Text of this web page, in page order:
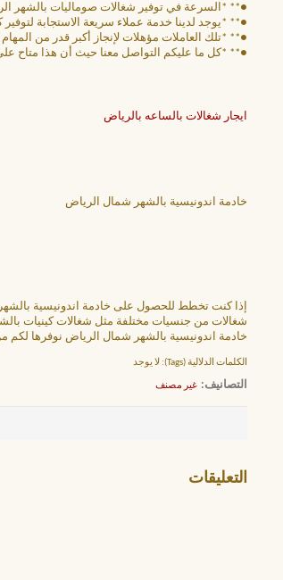
●** *السرعة في توفير شغالات صوماليات بالشهر
●** *يوجد لدينا خدمة عملاء سريعة الاستجابة
●** *تلك العاملات مؤهلات لإنجاز أكبر قدر من
●** *كل ما عليكم التواصل معنا حيث أن هذا متاح
ايجار شغالات بالساعه بالرياض
خادمة اندونيسية بالشهر شمال الرياض
إذا كنت تخطط للحصول على خادمة اندونيسية
شغالات من جنسيات مختلفة مثل شغالات كينيات
خادمة اندونيسية بالشهر شمال الرياض نوفرها لكم
الكلمات الدلالية (Tags): لا يوجد
التصانيف غير مصنف
التعليقات